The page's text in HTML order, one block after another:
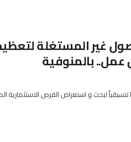
غير المستغلة
عمل.. بالمنوفية
لبحث و استعراض الفرص الاستثمارية